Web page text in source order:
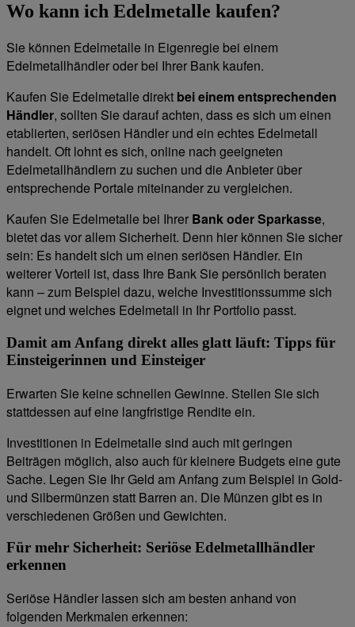
Wo kann ich Edelmetalle kaufen?
Sie können Edelmetalle in Eigenregie bei einem
Edelmetallhändler oder bei Ihrer Bank kaufen.
Kaufen Sie Edelmetalle direkt bei einem entsprechenden
Händler, sollten Sie darauf achten, dass es sich um einen
etablierten, seriösen Händler und ein echtes Edelmetall
handelt. Oft lohnt es sich, online nach geeigneten
Edelmetallhändlern zu suchen und die Anbieter über
entsprechende Portale miteinander zu vergleichen.
Kaufen Sie Edelmetalle bei Ihrer Bank oder Sparkasse,
bietet das vor allem Sicherheit. Denn hier können Sie sicher
sein: Es handelt sich um einen seriösen Händler. Ein
weiterer Vorteil ist, dass Ihre Bank Sie persönlich beraten
kann – zum Beispiel dazu, welche Investitionssumme sich
eignet und welches Edelmetall in Ihr Portfolio passt.
Damit am Anfang direkt alles glatt läuft: Tipps für
Einsteigerinnen und Einsteiger
Erwarten Sie keine schnellen Gewinne. Stellen Sie sich
stattdessen auf eine langfristige Rendite ein.
Investitionen in Edelmetalle sind auch mit geringen
Beiträgen möglich, also auch für kleinere Budgets eine gute
Sache. Legen Sie Ihr Geld am Anfang zum Beispiel in Gold-
und Silbermünzen statt Barren an. Die Münzen gibt es in
verschiedenen Größen und Gewichten.
Für mehr Sicherheit: Seriöse Edelmetallhändler
erkennen
Seriöse Händler lassen sich am besten anhand von
folgenden Merkmalen erkennen: